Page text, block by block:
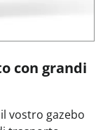
con grandi
vostro gazebo